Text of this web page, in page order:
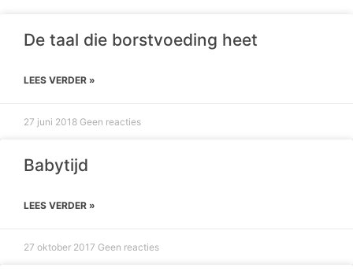
De taal die borstvoeding heet
LEES VERDER »
27 juni 2018 Geen reacties
Babytijd
LEES VERDER »
27 oktober 2017 Geen reacties